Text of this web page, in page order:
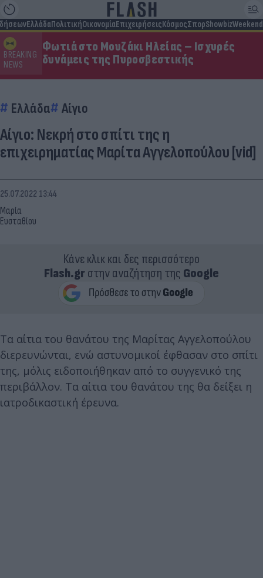
ΕλλάδαΠολιτικήΟικονομίαΕπιχειρήσειςΚόσμοςΣπορShowbizWeekend
BREAKING
NEWS
Φωτιά στο Μουζάκι Ηλείας – Ισχυρές
δυνάμεις της Πυροσβεστικής
Ελλάδα Αίγιο
Αίγιο: Νεκρή στο σπίτι της η
επιχειρηματίας Μαρίτα Αγγελοπούλου [vid]
Μαρία
Ευσταθίου
25.07.2022 13:44
Κάνε κλικ και δες περισσότερο
Flash.grστην αναζήτηση της Google
Τα αίτια του θανάτου της Μαρίτας Αγγελοπούλου
διερευνώνται, ενώ αστυνομικοί έφθασαν στο σπίτι
της, μόλις ειδοποιήθηκαν από το συγγενικό της
περιβάλλον. Τα αίτια του θανάτου της θα δείξει η
ιατροδικαστική έρευνα.